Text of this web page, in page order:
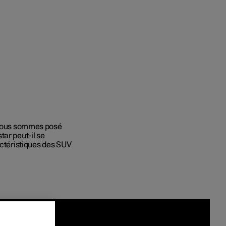
acheter
sommes posé
peut-il se
des SUV